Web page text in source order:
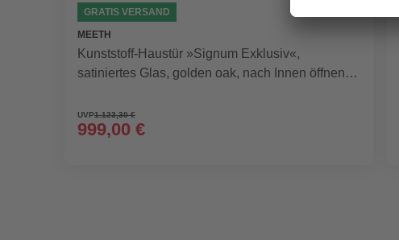
GRATIS VERSAND
MEETH
Kunststoff-Haustür »Signum Exklusiv«,
satiniertes Glas, golden oak, nach Innen öffnend,
UVP1.123,30 €
999,00 €